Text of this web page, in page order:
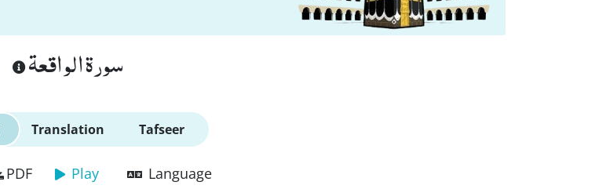
سورة الواقعة
Translation Tafseer
PDF Play Language